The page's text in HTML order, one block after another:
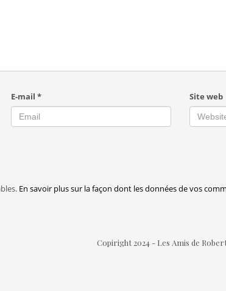
E-mail* Site web
En savoir plus sur la façon dont les données de vos
Copiright 2024 - Les Amis de